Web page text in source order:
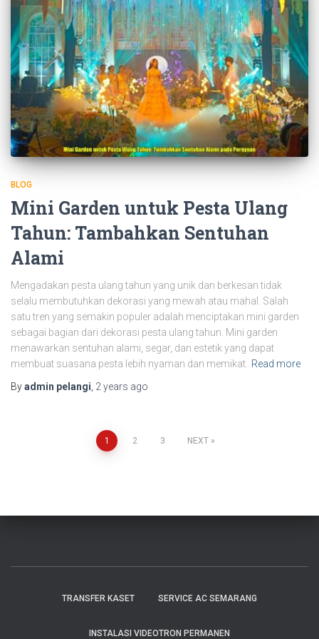
BLOG
Mini Garden untuk Pesta Ulang
Tahun: Tambahkan Sentuhan
Alami
Mengadakan pesta ulang tahun yang unik dan berkesan tidak
selalu membutuhkan dekorasi yang mewah atau mahal. Salah
satu tren yang semakin populer adalah menciptakan mini garden
sebagai bagian dari dekorasi pesta ulang tahun. Mini garden
menawarkan sentuhan alami, segar, dan estetik yang dapat
membuat suasana pesta lebih nyaman dan memikat. Read more
Byadmin pelangi 2 years ago
1 2 3 NEXT
TRANSFER KASET SERVICE AC SEMARANG
INSTALASI VIDEOTRON PERMANEN